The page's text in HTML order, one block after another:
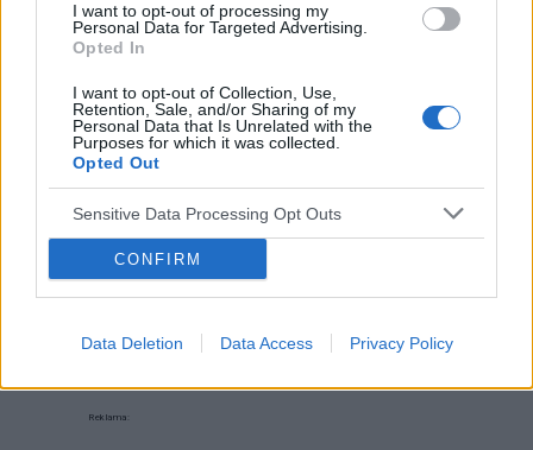
I want to opt-out of processing my
Personal Data for Targeted Advertising.
Opted In
I want to opt-out of Collection, Use,
Retention, Sale, and/or Sharing of my
Personal Data that Is Unrelated with the
Purposes for which it was collected.
Opted Out
Sensitive Data Processing Opt Outs
CONFIRM
Data Deletion Data Access Privacy Policy
Forum:Dieta i odżywianie
Coś na ząb
Witajcie, też macie zawsze problem co tu ugotować
na szybko? Co dzień to samo;-)) piszcie kobitki o
swoich super pomysłach na szybki obiad:-)
Reklama: